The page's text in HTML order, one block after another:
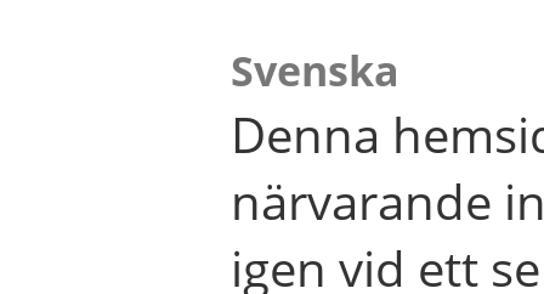
Svenska
Denna
närvarande
igen vid ett